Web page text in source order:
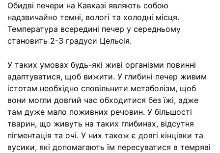
Обидві печери на Кавказі являють собою
надзвичайно темні, вологі та холодні місця.
Температура всередині печер у середньому
становить 2-3 градуси Цельсія.
У таких умовах будь-які живі організми повинні
адаптуватися, щоб вижити. У глибині печер живим
істотам необхідно сповільнити метаболізм, щоб
вони могли довгий час обходитися без їжі, адже
там дуже мало поживних речовин. У більшості
тварин, що живуть на таких глибинах, відсутня
пігментація та очі. У них також є довгі кінцівки та
вусики, які допомагають їм пересуватися в темряві